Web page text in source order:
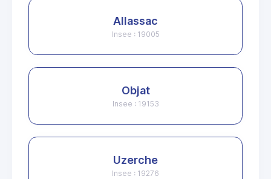
Allassac
Insee : 19005
Objat
Insee : 19153
Uzerche
Insee : 19276